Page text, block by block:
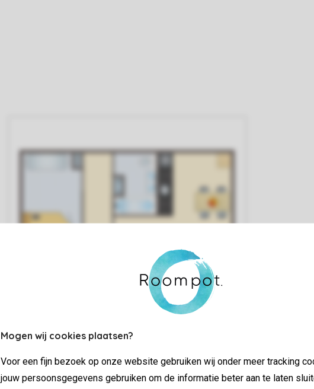
Mogen wij cookies plaatsen?
Voor een fijn bezoek op onze website gebruiken wij onder meer tracking
jouw persoonsgegevens gebruiken om de informatie beter aan te laten